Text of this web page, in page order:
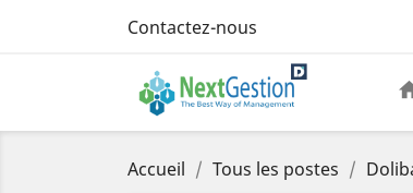
Contactez-nous
Accueil Tous les postes